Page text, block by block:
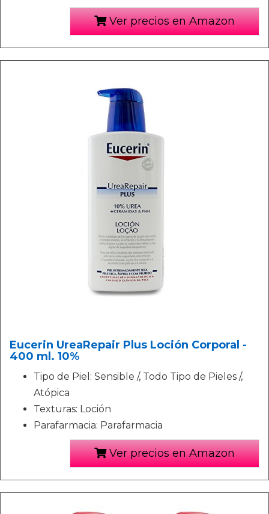
Ver precios en Amazon
Eucerin UreaRepair Plus Loción Corporal -
400 ml. 10%
Tipo de Piel: Sensible /, Todo Tipo de Pieles /,
Atópica
Texturas: Loción
Parafarmacia: Parafarmacia
Ver precios en Amazon